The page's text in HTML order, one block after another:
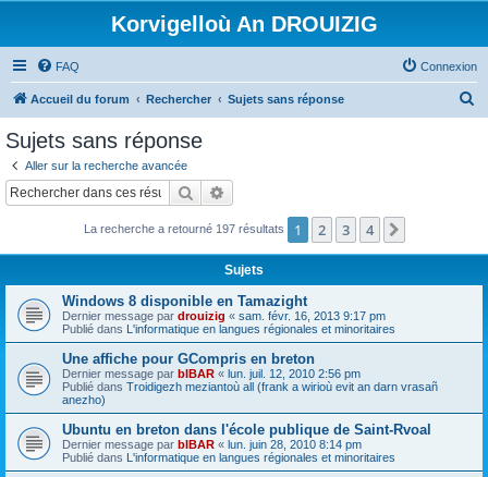
Korvigelloù An DROUIZIG
FAQ Connexion
Accueil du forum Rechercher Sujets sans réponse
c
Sujets sans réponse
Aller sur la recherche avancée
Rechercher
La recherche a retourné 197 résultats 1 2 3 4
Sujets
Windows 8 disponible en Tamazight
Dernier message par drouizig « sam. févr. 16, 2013 9:17 pm
Publié dans L'informatique en langues régionales et minoritaires
Une affiche pour GCompris en breton
Dernier message par bIBAR « lun. juil. 12, 2010 2:56 pm
Publié dans Troidigezh meziantoù all (frank a wirioù evit an darn vrasañ
anezho)
Ubuntu en breton dans l'école publique de Saint-Rvoal
Dernier message par bIBAR « lun. juin 28, 2010 8:14 pm
Publié dans L'informatique en langues régionales et minoritaires